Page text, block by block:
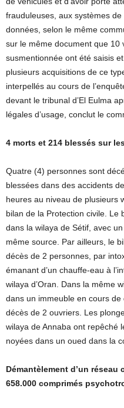
frauduleuses, aux systèmes
données, selon le même
sur le même document que 10
susmentionnée ont été saisis
plusieurs acquisitions de ce
interpellés au cours de
devant le tribunal d’El Eulma
légales d’usage, conclut le
4 morts et 214 blessés sur
Quatre (4) personnes sont
blessées dans des accidents
heures au niveau de plusieurs
bilan de la Protection civile. Le
dans la wilaya de Sétif, avec
même source. Par ailleurs, le
décès de 2 personnes, par
émanant d’un chauffe-eau à
wilaya d’Oran. Dans la même
dans un immeuble en cours
décès de 2 ouvriers. Les
wilaya de Annaba ont repêché
noyées dans un oued dans la
Démantèlement d’un
658.000 comprimés